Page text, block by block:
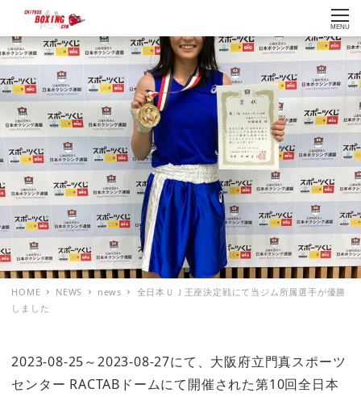
MENU
HOME NEWS news
全日本ＵＪ王座決定戦にて当ジム所属選手が優勝
しました
2023-08-25～2023-08-27にて、大阪府立門真スポーツ
センター RACTABドームにて開催された第10回全日本